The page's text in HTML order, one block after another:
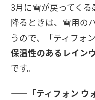
3月に雪が戻ってく
降るときは、雪用の
うので、「ティフォ
保温性のあるレイン
です。
――「ティフォン ウ